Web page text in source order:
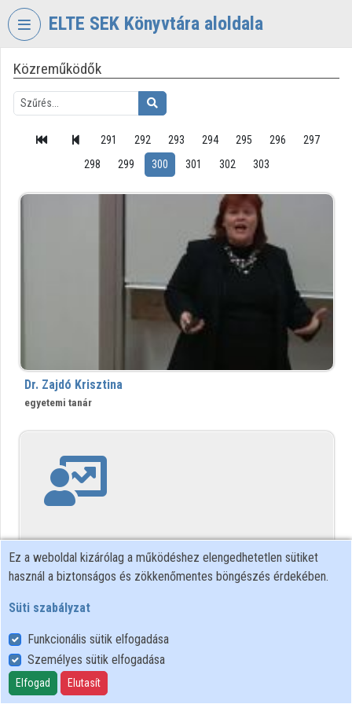
Fejléc kihagyása
ELTE SEK Könyvtára aloldala
VIDEOTORIUM
ELTE
LEVÉLTÁR
Intézményi listák
Intézmények
Közreműködők
Közreműködők
291 292 293 294 295 296
297
298
299 300 301 302 303
Dr. Zajdó Krisztina
egyetemi tanár
történész
Ez a weboldal kizárólag a működéshez elengedhetetlen sütiket
használ a biztonságos és zökkenőmentes böngészés érdekében.
Süti szabályzat
Funkcionális sütik elfogadása
Személyes sütik elfogadása
Elfogad Elutasít